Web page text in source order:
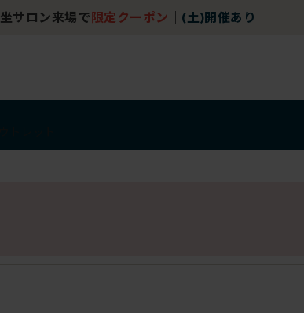
坐サロン来場で 限定クーポン (土)開催あり